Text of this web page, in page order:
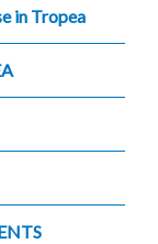
in Tropea